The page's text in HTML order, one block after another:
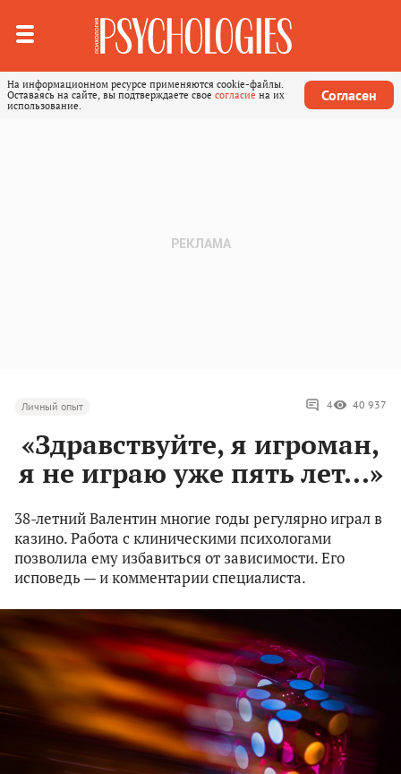
На информационном ресурсе применяются cookie-файлы.
Оставаясь на сайте, вы подтверждаете свое согласие на их
использование.
Согласен
Личный опыт 4 40 937
«Здравствуйте, я игроман,
я не играю уже пять лет...»
38-летний Валентин многие годы регулярно играл в
казино. Работа с клиническими психологами
позволила ему избавиться от зависимости. Его
исповедь — и комментарии специалиста.